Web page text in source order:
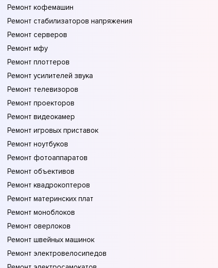
Ремонт кофемашин
Ремонт стабилизаторов напряжения
Ремонт серверов
Ремонт мфу
Ремонт плоттеров
Ремонт усилителей звука
Ремонт телевизоров
Ремонт проекторов
Ремонт видеокамер
Ремонт игровых приставок
Ремонт ноутбуков
Ремонт фотоаппаратов
Ремонт объективов
Ремонт квадрокоптеров
Ремонт материнских плат
Ремонт моноблоков
Ремонт оверлоков
Ремонт швейных машинок
Ремонт электровелосипедов